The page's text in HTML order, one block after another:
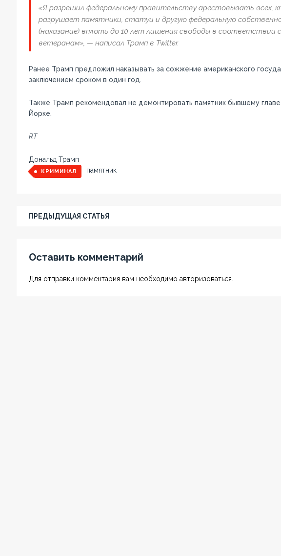
«Я разрешил федеральному правительству арестовывать всех,
разрушает памятники, статуи и другую федеральную
(наказание) вплоть до 10 лет лишения свободы в соответствии
ветеранам», — написал Трамп в Twitter.
Ранее Трамп предложил наказывать за сожжение американского
заключением сроком в один год.
Также Трамп рекомендовал не демонтировать памятник бывшему
Йорке.
RT
Дональд Трамп
КРИМИНАЛ памятник
ПРЕДЫДУЩАЯ СТАТЬЯ
Оставить комментарий
Для отправки комментария вам необходимо авторизоваться.